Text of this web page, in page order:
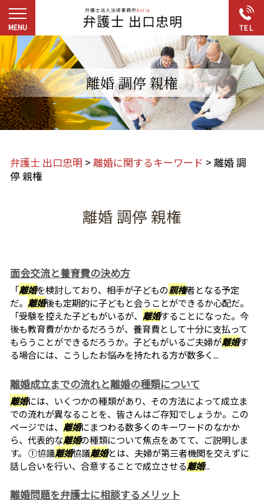
離婚 調停 親権
弁護士 出口忠明 > 離婚に関するキーワード > 離婚 調
停 親権
離婚 調停 親権
面会交流と養育費の決め方
「離婚を検討しており、相手が子どもの親権者となる予定
だ。 離婚後も定期的に子どもと会うことができるか心配だ。
「受験を控えた子どもがいるが、 離婚することになった。今
後も教育費がかかるだろうが、養育費として十分に支払って
もらうことができるだろうか。子どもがいるご夫婦が離婚す
る場合には、こうしたお悩みを持たれる方が数多く...
離婚成立までの流れと離婚の種類について
離婚には、いくつかの種類があり、その方法によって成立ま
での流れが異なることを、皆さんはご存知でしょうか。この
ページでは、 離婚にまつわる数多くのキーワードのなかか
ら、代表的な離婚の種類について焦点をあてて、ご説明しま
す。 ①協議離婚協議離婚とは、夫婦が第三者機関を交えずに
話し合いを行い、合意することで成立させる離婚...
離婚問題を弁護士に相談するメリット